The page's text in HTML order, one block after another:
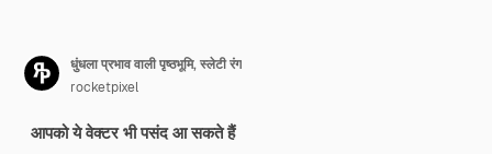
धुंधला प्रभाव वाली पृष्ठभूमि, स्लेटी रंग
rocketpixel
आपको ये वेक्टर भी पसंद आ सकते हैं